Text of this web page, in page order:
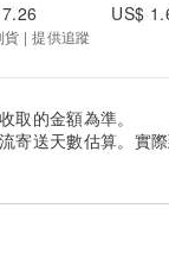
US$
| 提供追蹤
取的金額為準。
寄送天數估算。實